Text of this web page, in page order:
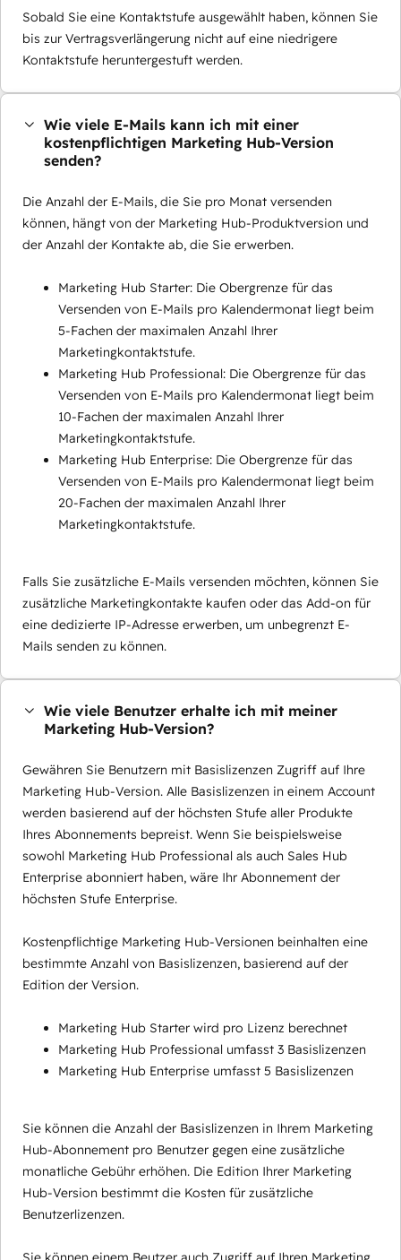
Sobald Sie eine Kontaktstufe ausgewählt haben, können Sie
bis zur Vertragsverlängerung nicht auf eine niedrigere
Kontaktstufe heruntergestuft werden.
Wie viele E-Mails kann ich mit einer
kostenpflichtigen Marketing Hub-Version
senden?
Die Anzahl der E-Mails, die Sie pro Monat versenden
können, hängt von der Marketing Hub-Produktversion und
der Anzahl der Kontakte ab, die Sie erwerben.
Marketing Hub Starter: Die Obergrenze für das
Versenden von E-Mails pro Kalendermonat liegt beim
5-Fachen der maximalen Anzahl Ihrer
Marketingkontaktstufe.
Marketing Hub Professional: Die Obergrenze für das
Versenden von E-Mails pro Kalendermonat liegt beim
10-Fachen der maximalen Anzahl Ihrer
Marketingkontaktstufe.
Marketing Hub Enterprise: Die Obergrenze für das
Versenden von E-Mails pro Kalendermonat liegt beim
20-Fachen der maximalen Anzahl Ihrer
Marketingkontaktstufe.
Falls Sie zusätzliche E-Mails versenden möchten, können Sie
zusätzliche Marketingkontakte kaufen oder das Add-on für
eine dedizierte IP-Adresse erwerben, um unbegrenzt E-
Mails senden zu können.
Wie viele Benutzer erhalte ich mit meiner
Marketing Hub-Version?
Gewähren Sie Benutzern mit Basislizenzen Zugriff auf Ihre
Marketing Hub-Version. Alle Basislizenzen in einem Account
werden basierend auf der höchsten Stufe aller Produkte
Ihres Abonnements bepreist. Wenn Sie beispielsweise
sowohl Marketing Hub Professional als auch Sales Hub
Enterprise abonniert haben, wäre Ihr Abonnement der
höchsten Stufe Enterprise.
Kostenpflichtige Marketing Hub-Versionen beinhalten eine
bestimmte Anzahl von Basislizenzen, basierend auf der
Edition der Version.
Marketing Hub Starter wird pro Lizenz berechnet
Marketing Hub Professional umfasst 3 Basislizenzen
Marketing Hub Enterprise umfasst 5 Basislizenzen
Sie können die Anzahl der Basislizenzen in Ihrem Marketing
Hub-Abonnement pro Benutzer gegen eine zusätzliche
monatliche Gebühr erhöhen. Die Edition Ihrer Marketing
Hub-Version bestimmt die Kosten für zusätzliche
Benutzerlizenzen.